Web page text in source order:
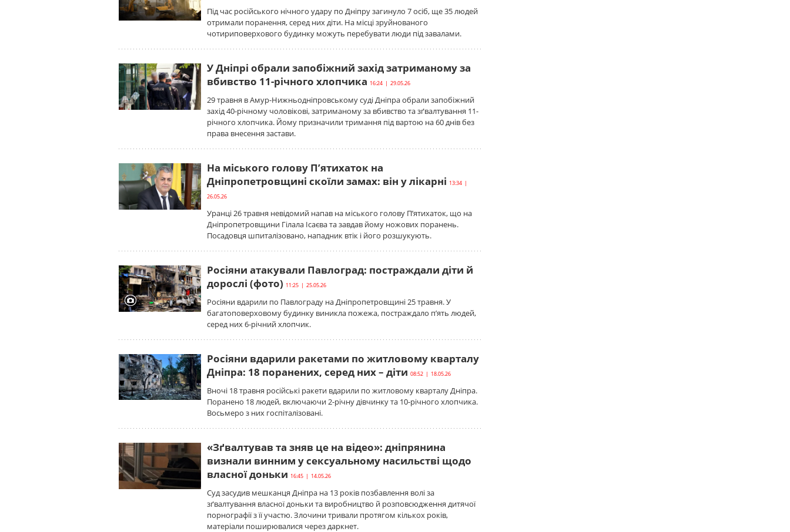
Під час російського нічного удару по Дніпру загинуло 7 осіб, ще 35 людей
отримали поранення, серед них діти. На місці зруйнованого
чотириповерхового будинку можуть перебувати люди під завалами.
У Дніпрі обрали запобіжний захід затриманому за
вбивство 11-річного хлопчика 16:24 | 29.05.26
29 травня в Амур-Нижньодніпровському суді Дніпра обрали запобіжний
захід 40-річному чоловікові, затриманому за вбивство та зґвалтування 11-
річного хлопчика. Йому призначили тримання під вартою на 60 днів без
права внесення застави.
На міського голову П’ятихаток на
Дніпропетровщині скоїли замах: він у лікарні 13:34 |
26.05.26
Уранці 26 травня невідомий напав на міського голову П’ятихаток, що на
Дніпропетровщини Гілала Ісаєва та завдав йому ножових поранень.
Посадовця шпиталізовано, нападник втік і його розшукують.
Росіяни атакували Павлоград: постраждали діти й
дорослі (фото) 11:25 | 25.05.26
Росіяни вдарили по Павлограду на Дніпропетровщині 25 травня. У
багатоповерховому будинку виникла пожежа, постраждало п’ять людей,
серед них 6-річний хлопчик.
Росіяни вдарили ракетами по житловому кварталу
Дніпра: 18 поранених, серед них – діти 08:52 | 18.05.26
Вночі 18 травня російські ракети вдарили по житловому кварталу Дніпра.
Поранено 18 людей, включаючи 2-річну дівчинку та 10-річного хлопчика.
Восьмеро з них госпіталізовані.
«Зґвалтував та зняв це на відео»: дніпрянина
визнали винним у сексуальному насильстві щодо
власної доньки 16:45 | 14.05.26
Суд засудив мешканця Дніпра на 13 років позбавлення волі за
зґвалтування власної доньки та виробництво й розповсюдження дитячої
порнографії з її участю. Злочини тривали протягом кількох років,
матеріали поширювалися через даркнет.